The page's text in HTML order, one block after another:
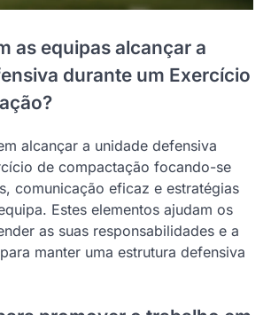
as equipas alcançar a
durante um Exercício
alcançar a unidade defensiva
de compactação focando-se
comunicação eficaz e estratégias
Estes elementos ajudam os
as suas responsabilidades e a
manter uma estrutura defensiva